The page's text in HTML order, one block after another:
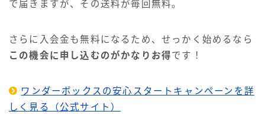
で届きますが、その送料が毎回無料。
さらに入会金も無料になるため、せっかく始めるなら
この機会に申し込むのがかなりお得です！
ワンダーボックスの安心スタートキャンペーンを詳
しく見る（公式サイト）